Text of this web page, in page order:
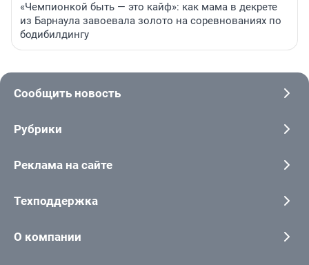
«Чемпионкой быть — это кайф»: как мама в декрете
из Барнаула завоевала золото на соревнованиях по
бодибилдингу
Сообщить новость
Рубрики
Реклама на сайте
Техподдержка
О компании